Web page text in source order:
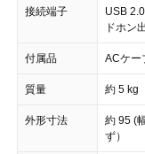
接続端子
USB
ドホン
付属品 ACケー
質量 約 5 kg
外形寸法
約 95 (
ず）